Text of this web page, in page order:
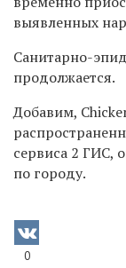
выявленных
Санитарно-
продолжается.
Добавим,
сервиса 2 ГИС,
по городу.
0